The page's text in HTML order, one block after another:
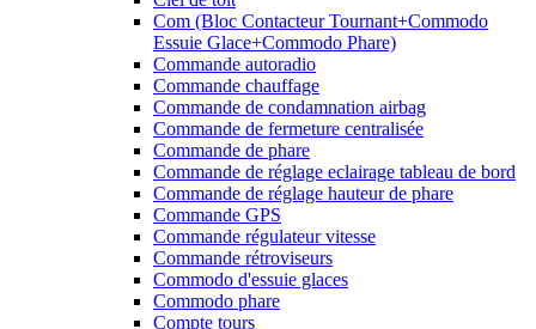
Com (Bloc Contacteur Tournant+Commodo
Essuie Glace+Commodo Phare)
Commande autoradio
Commande chauffage
Commande de condamnation airbag
Commande de fermeture centralisée
Commande de phare
Commande de réglage eclairage tableau de bord
Commande de réglage hauteur de phare
Commande GPS
Commande régulateur vitesse
Commande rétroviseurs
Commodo d'essuie glaces
Commodo phare
Compte tours